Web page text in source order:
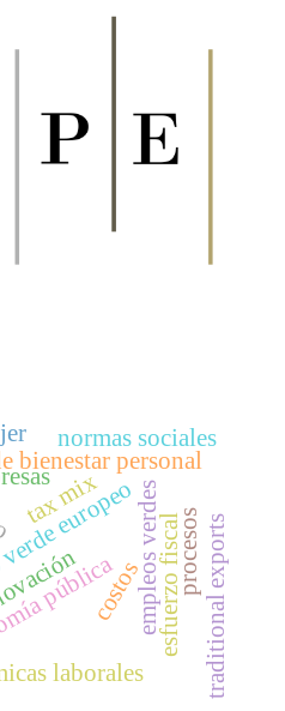
pública
laborales
europeoempleos verdes
bienestar personal
esfuerzo fiscal
tax mix
normas sociales
procesos
costos traditional exports